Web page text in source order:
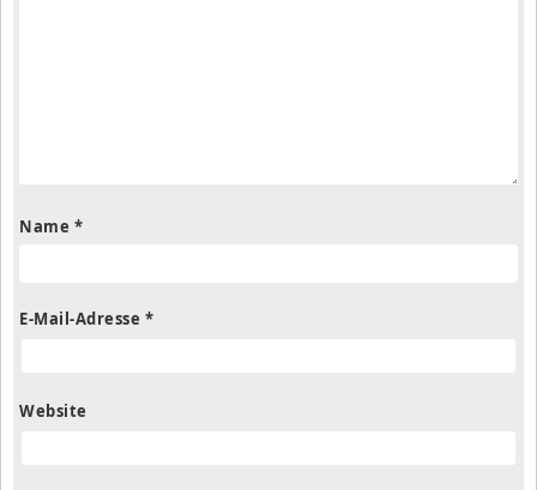
Name *
E-Mail-Adresse *
Website